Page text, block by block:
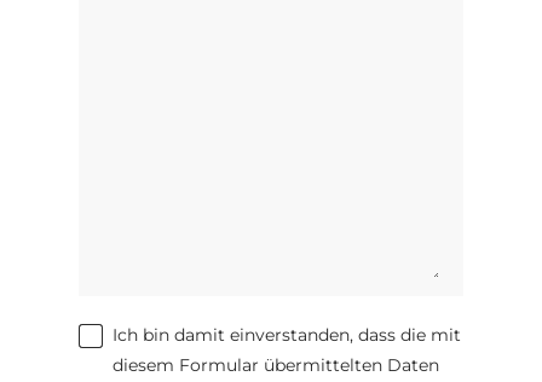
Ich bin damit einverstanden, dass die mit
diesem Formular übermittelten Daten